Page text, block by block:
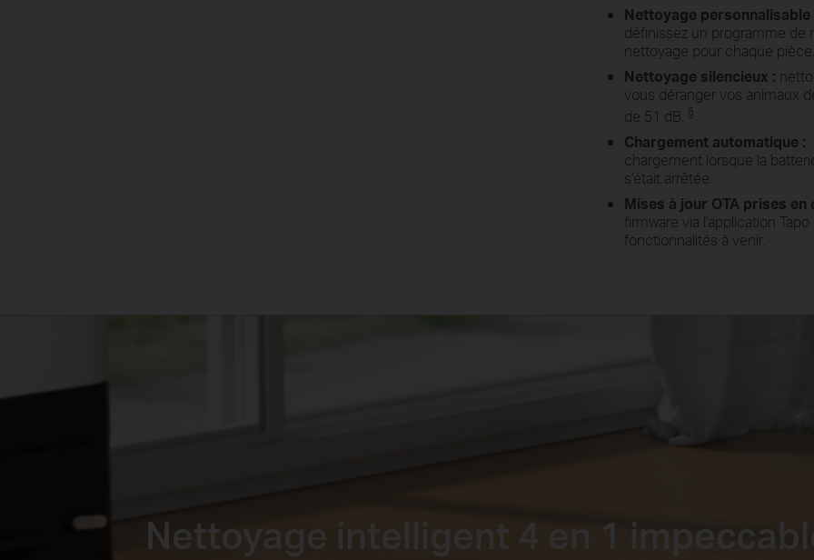
Nettoyage personnalisable
définissez un programme de
nettoyage pour chaque pièce.
Nettoyage silencieux :
vous déranger vos animaux
de 51 dB. §
Chargement automatique :
chargement lorsque la
s'était arrêtée.
Mises à jour OTA prises
firmware via l'application
fonctionnalités à venir.
Nettoyage intelligent 4 en 1